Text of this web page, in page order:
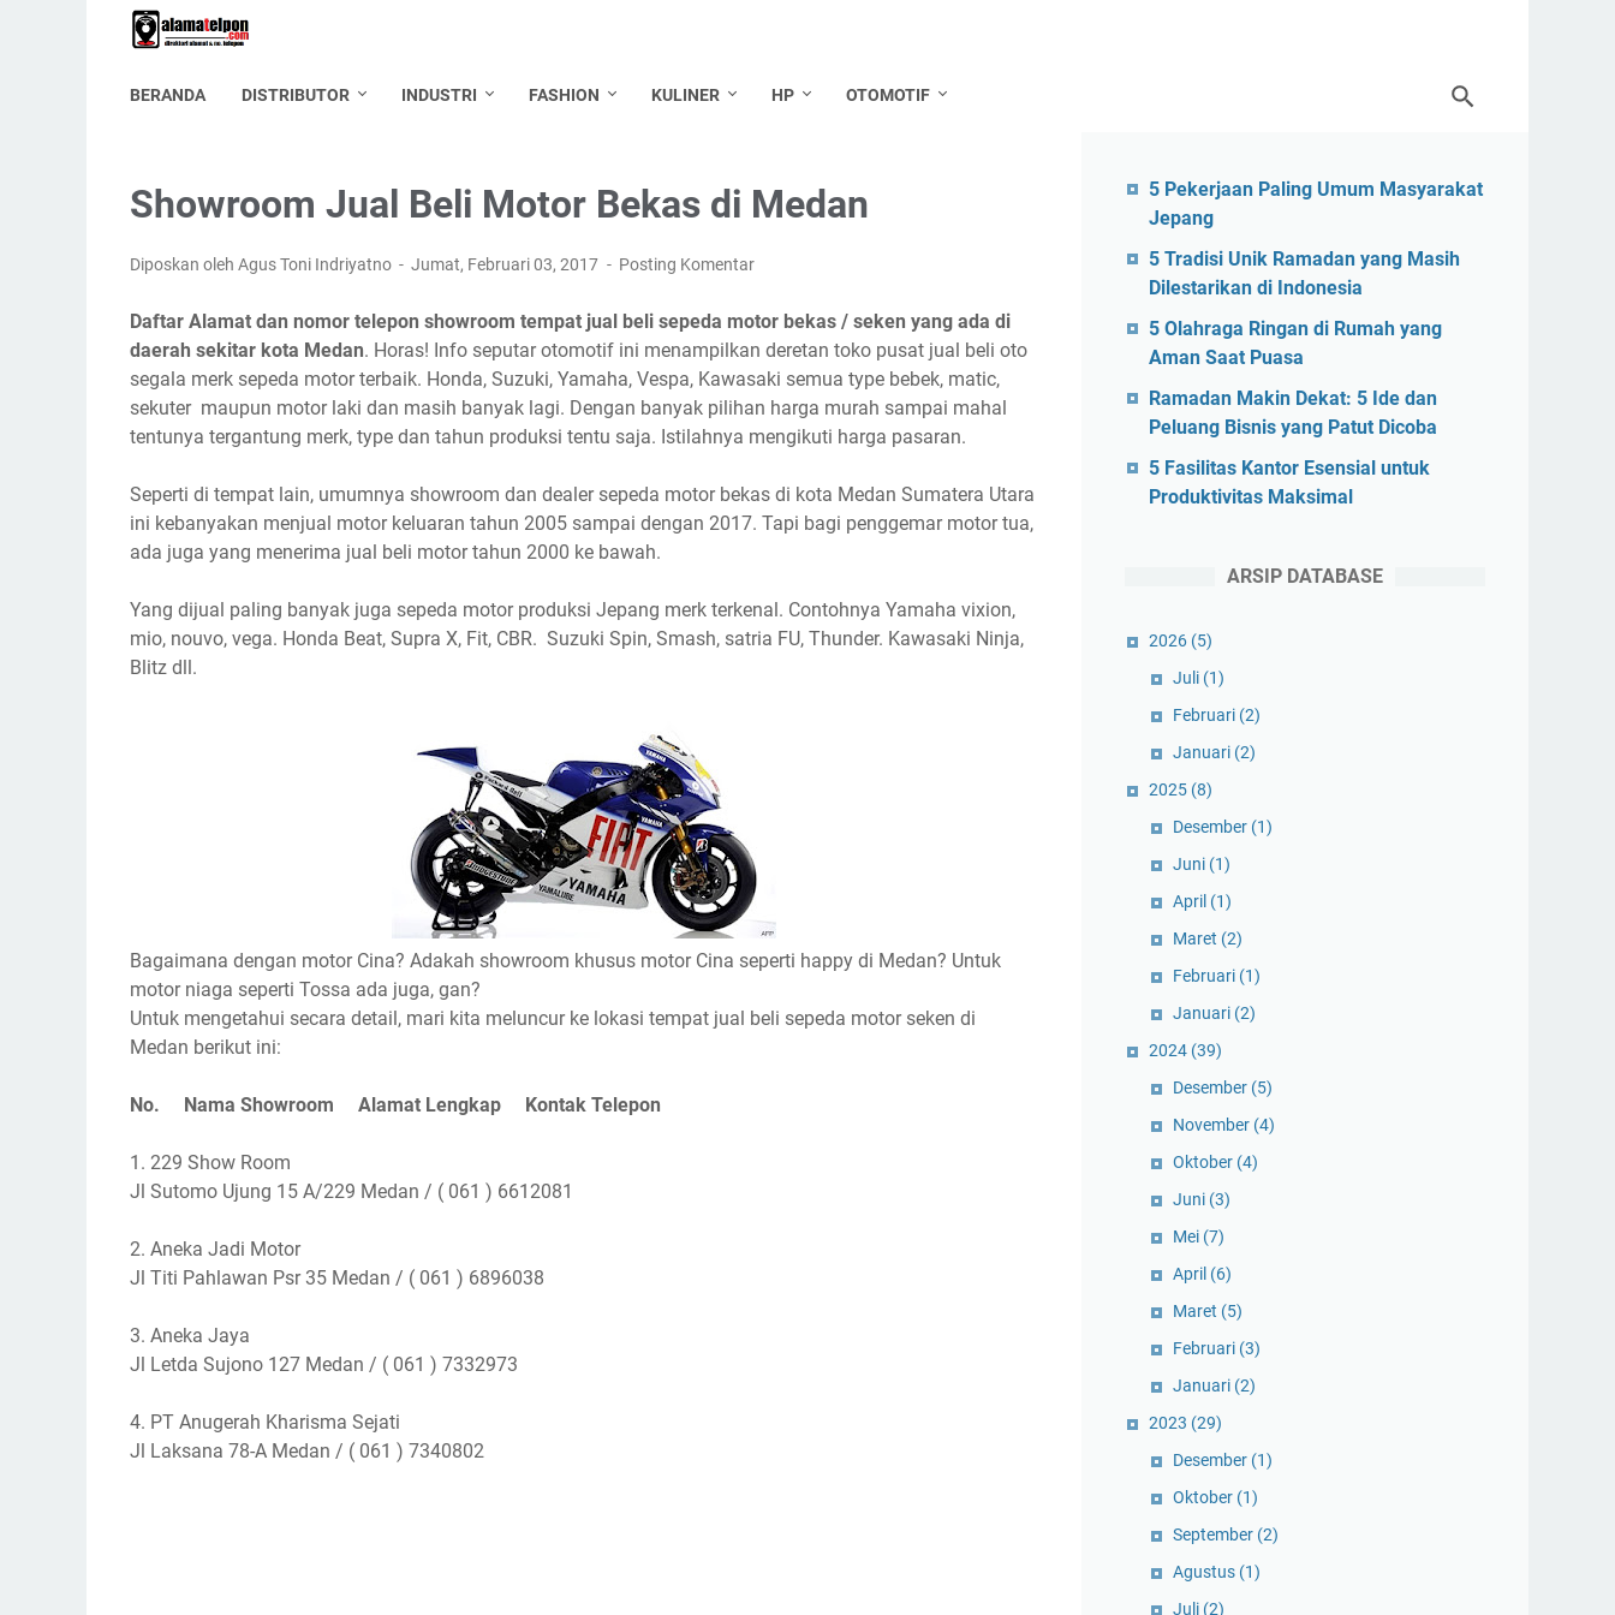
BERANDA DISTRIBUTOR INDUSTRI FASHION KULINER HP OTOMOTIF
Showroom Jual Beli Motor Bekas di Medan
Diposkan oleh Agus Toni Indriyatno Jumat, Februari 03, 2017 Posting Komentar
Daftar Alamat dan nomor telepon showroom tempat jual beli sepeda motor bekas / seken yang ada di
daerah sekitar kota Medan. Horas! Info seputar otomotif ini menampilkan deretan toko pusat jual beli oto
segala merk sepeda motor terbaik. Honda, Suzuki, Yamaha, Vespa, Kawasaki semua type bebek, matic,
sekuter maupun motor laki dan masih banyak lagi. Dengan banyak pilihan harga murah sampai mahal
tentunya tergantung merk, type dan tahun produksi tentu saja. Istilahnya mengikuti harga pasaran.
Seperti di tempat lain, umumnya showroom dan dealer sepeda motor bekas di kota Medan Sumatera Utara
ini kebanyakan menjual motor keluaran tahun 2005 sampai dengan 2017. Tapi bagi penggemar motor tua,
ada juga yang menerima jual beli motor tahun 2000 ke bawah.
Yang dijual paling banyak juga sepeda motor produksi Jepang merk terkenal. Contohnya Yamaha vixion,
mio, nouvo, vega. Honda Beat, Supra X, Fit, CBR. Suzuki Spin, Smash, satria FU, Thunder. Kawasaki Ninja,
Blitz dll.
Bagaimana dengan motor Cina? Adakah showroom khusus motor Cina seperti happy di Medan? Untuk
motor niaga seperti Tossa ada juga, gan?
Untuk mengetahui secara detail, mari kita meluncur ke lokasi tempat jual beli sepeda motor seken di
Medan berikut ini:
No. Nama Showroom Alamat Lengkap Kontak Telepon
1. 229 Show Room
Jl Sutomo Ujung 15 A/229 Medan / ( 061 ) 6612081
2. Aneka Jadi Motor
Jl Titi Pahlawan Psr 35 Medan / ( 061 ) 6896038
3. Aneka Jaya
Jl Letda Sujono 127 Medan / ( 061 ) 7332973
4. PT Anugerah Kharisma Sejati
Jl Laksana 78-A Medan / ( 061 ) 7340802
5 Pekerjaan Paling Umum Masyarakat
Jepang
5 Tradisi Unik Ramadan yang Masih
Dilestarikan di Indonesia
5 Olahraga Ringan di Rumah yang
Aman Saat Puasa
Ramadan Makin Dekat: 5 Ide dan
Peluang Bisnis yang Patut Dicoba
5 Fasilitas Kantor Esensial untuk
Produktivitas Maksimal
ARSIP DATABASE
2026 (5)
Juli (1)
Februari (2)
Januari (2)
2025 (8)
Desember (1)
Juni (1)
April (1)
Maret (2)
Februari (1)
Januari (2)
2024 (39)
Desember (5)
November (4)
Oktober (4)
Juni (3)
Mei (7)
April (6)
Maret (5)
Februari (3)
Januari (2)
2023 (29)
Desember (1)
Oktober (1)
September (2)
Agustus (1)
Juli (2)